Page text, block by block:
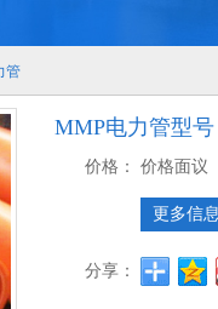
管
MMP电力管型号
价格： 价格面议
更多信
分享：